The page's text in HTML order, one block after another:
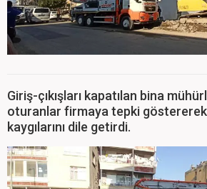
Giriş-çıkışları kapatılan bina
oturanlar firmaya tepki
kaygılarını dile getirdi.